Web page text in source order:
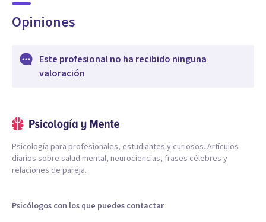
Opiniones
Este profesional no ha recibido ninguna
valoración
Psicología para profesionales, estudiantes y curiosos. Artículos
diarios sobre salud mental, neurociencias, frases célebres y
relaciones de pareja.
Psicólogos con los que puedes contactar